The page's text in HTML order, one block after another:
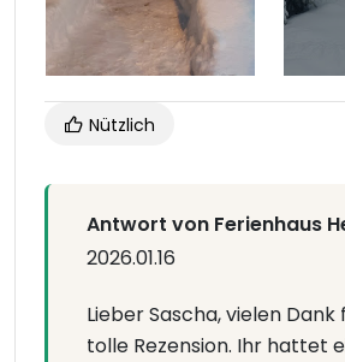
Nützlich
Antwort von Ferienhaus
2026.01.16
Lieber Sascha, vielen Dank
tolle Rezension. Ihr hattet